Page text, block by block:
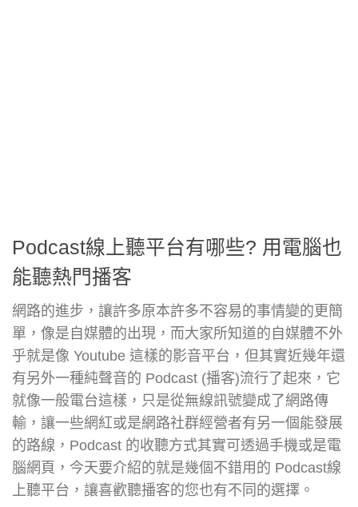
Podcast線上聽平台有哪些? 用電腦也
能聽熱門播客
網路的進步，讓許多原本許多不容易的事情變的更簡
單，像是自媒體的出現，而大家所知道的自媒體不外
乎就是像 Youtube 這樣的影音平台，但其實近幾年還
有另外一種純聲音的 Podcast (播客)流行了起來，它
就像一般電台這樣，只是從無線訊號變成了網路傳
輸，讓一些網紅或是網路社群經營者有另一個能發展
的路線，Podcast 的收聽方式其實可透過手機或是電
腦網頁，今天要介紹的就是幾個不錯用的 Podcast線
上聽平台，讓喜歡聽播客的您也有不同的選擇。